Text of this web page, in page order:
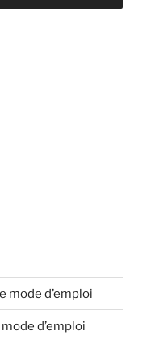
mode d’emploi
d’emploi